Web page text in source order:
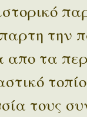
την
απο τα
τους